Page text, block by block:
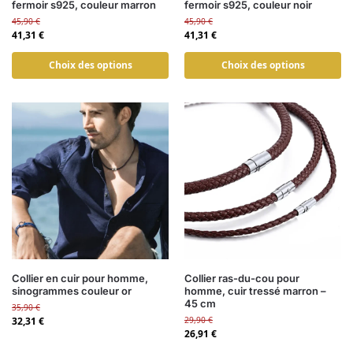
fermoir s925, couleur marron
45,90€
41,31 €
Choix des options
fermoir s925, couleur noir
45,90€
41,31 €
Choix des options
Collier en cuir pour homme,
sinogrammes couleur or
35,90€
32,31 €
Collier ras-du-cou pour
homme, cuir tressé marron –
45 cm
29,90€
26,91 €